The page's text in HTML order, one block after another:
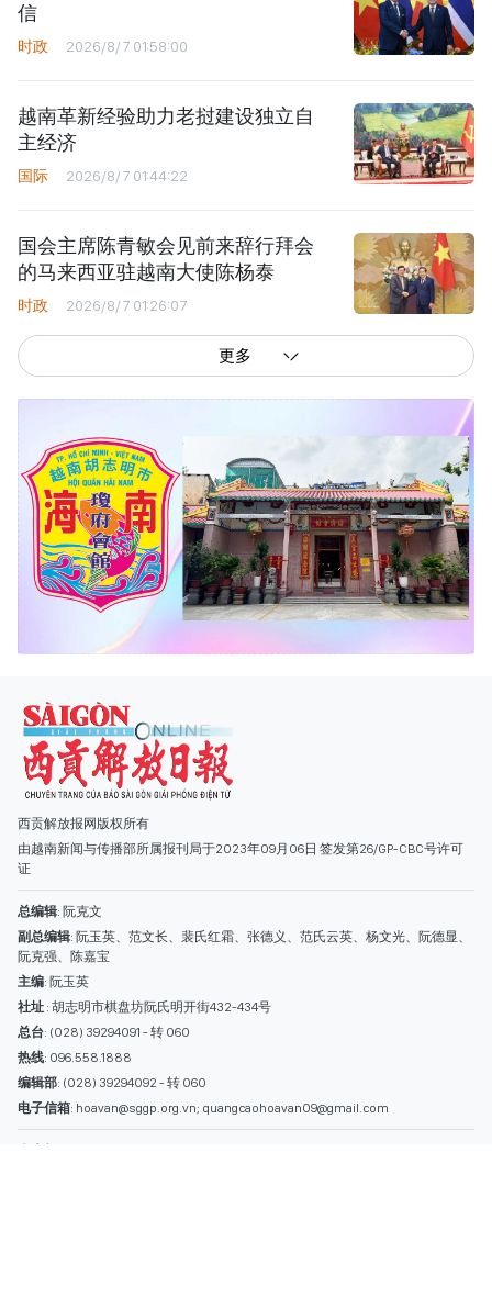
信
时政 2026/8/7 01:58:00
越南革新经验助力老挝建设独立自
主经济
国际 2026/8/7 01:44:22
国会主席陈青敏会见前来辞行拜会
的马来西亚驻越南大使陈杨泰
时政 2026/8/7 01:26:07
更多
西贡解放报网版权所有
由越南新闻与传播部所属报刊局于2023年09月06日 签发第26/GP-CBC号许可
副总编辑: 阮玉英、范文长、裴氏红霜、张德义、范氏云英、杨文光、阮德显、
阮克强、陈嘉宝
主编: 阮玉英
社址: 胡志明市棋盘坊阮氏明开街432-434号
总台: (028) 39294091 - 转 060
热线: 096.558.1888
编辑部: (028) 39294092 - 转 060
电子信箱
广告部
(028) 38334185
quangcaohoavan09@gmail.com;
类别